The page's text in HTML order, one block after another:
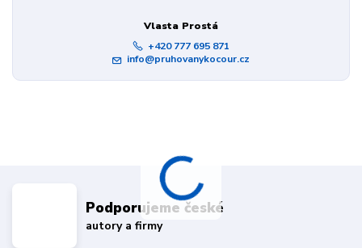
Vlasta Prostá
+420 777 695 871
info@pruhovanykocour.cz
Podporujeme české
autory a firmy